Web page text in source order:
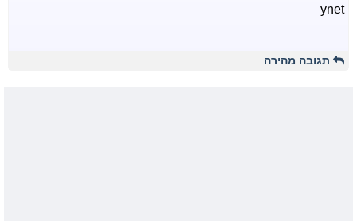
ynet
תגובה מהירה